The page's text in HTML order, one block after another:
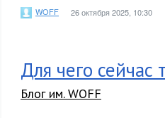
WOFF 26 октября 2025, 10:30
Для чего сейчас
Блог им. WOFF